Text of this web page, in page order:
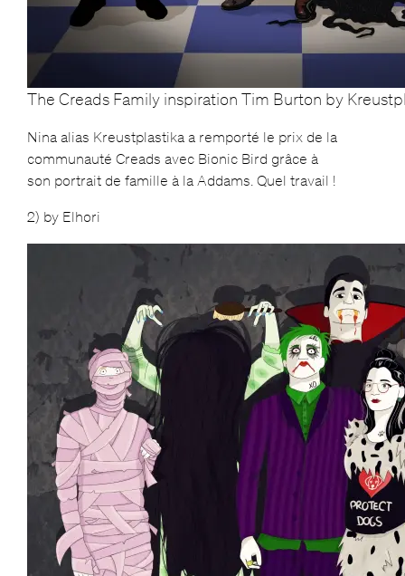
The Creads Family inspiration Tim Burton by
Nina alias Kreustplastika a remporté le prix de la
communauté Creads avec Bionic Bird grâce à
son portrait de famille à la Addams. Quel travail !
2) by Elhori